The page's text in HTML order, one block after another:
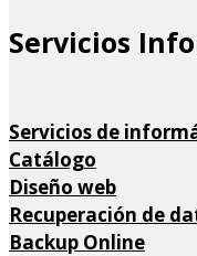
Servicios
Servicios de
Catálogo
Diseño web
Recuperación de
Backup Online